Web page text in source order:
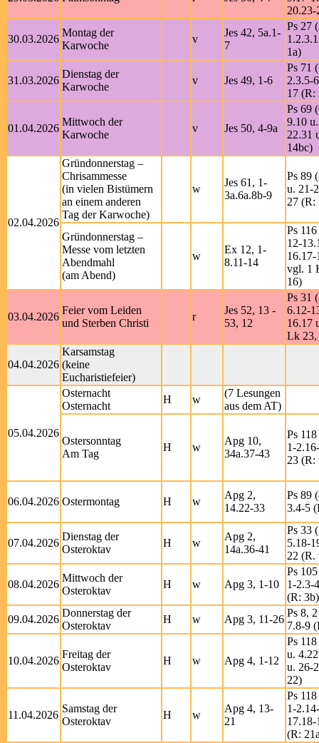
30.03.2026
Montag der
Karwoche
v
Jes 42, 5a.1-
7
Ps 27
1a)
31.03.2026
Dienstag der
Karwoche
v Jes 49, 1-6
Ps 71
2.3.5-
17 (R:
01.04.2026
Mittwoch der
Karwoche
v Jes 50, 4-9a
Ps 69
9.10
22.31
14bc)
02.04.2026
Gründonnerstag –
Chrisammesse
(in vielen Bistümern
an einem anderen
Tag der Karwoche)
w
Jes 61, 1-
3a.6a.8b-9
Ps 89
u. 21-
27 (R:
Gründonnerstag –
Messe vom letzten
Abendmahl
(am Abend)
w
Ex 12, 1-
8.11-14
Ps
12-
vgl. 1
16)
03.04.2026
Feier vom Leiden
und Sterben Christi
r
Jes 52, 13 -
53, 12
Ps 31
6.12-
16.17
Lk 23,
04.04.2026
Karsamstag
(keine
Eucharistiefeier)
05.04.2026
Osternacht
Osternacht
H w
(7 Lesungen
aus dem AT)
Ostersonntag
Am Tag
H w
Apg 10,
34a.37-43
Ps
1-
23 (R:
06.04.2026 Ostermontag H w
Apg 2,
14.22-33
Ps 89
3.4-5
07.04.2026
Dienstag der
Osteroktav
H w
Apg 2,
14a.36-41
Ps 33
5.18-
22 (R.
08.04.2026
Mittwoch der
Osteroktav
H w Apg 3, 1-10
Ps
1-2.3-
(R: 3b)
09.04.2026
Donnerstag der
Osteroktav
H w Apg 3, 11-26
Ps 8,
7.8-9
10.04.2026
Freitag der
Osteroktav
H w Apg 4, 1-12
Ps
u.
u. 26-
22)
11.04.2026
Samstag der
Osteroktav
H w
Apg 4, 13-
21
Ps
1-
17.18-
(R: